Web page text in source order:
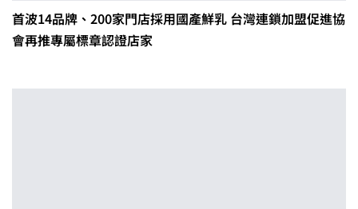
首波14品牌、200家門店採用國產鮮乳 台灣連鎖加盟促進協
會再推專屬標章認證店家